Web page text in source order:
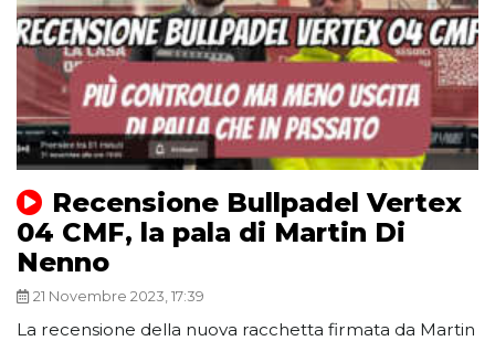
Recensione Bullpadel Vertex
04 CMF, la pala di Martin Di
Nenno
21 Novembre 2023, 17:39
La recensione della nuova racchetta firmata da Martin